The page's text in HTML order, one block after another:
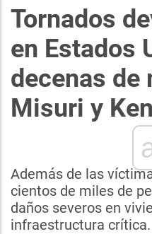
Tornados
en Estados
decenas de
Misuri y
Además de las
cientos de miles de
daños severos en
infraestructura crítica.